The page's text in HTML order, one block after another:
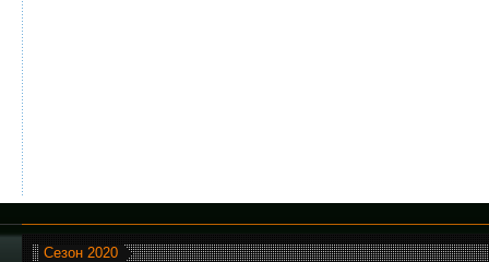
Сезон 2020